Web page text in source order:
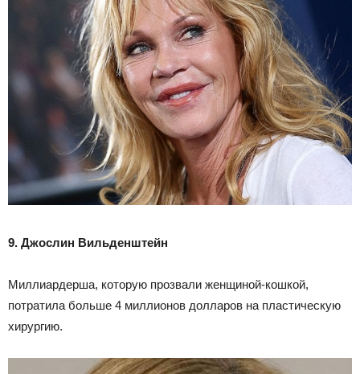
9. Джослин Вильденштейн
Миллиардерша, которую прозвали женщиной-кошкой,
потратила больше 4 миллионов долларов на пластическую
хирургию.